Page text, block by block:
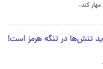
کند.
تنش‌ها در تنگه هرمز است!